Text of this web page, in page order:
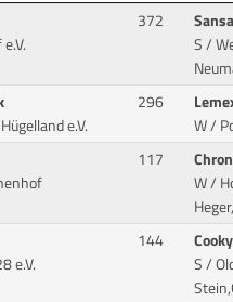
372
S /
e.V.
296
W /
117
W /
e.V.
144
S /